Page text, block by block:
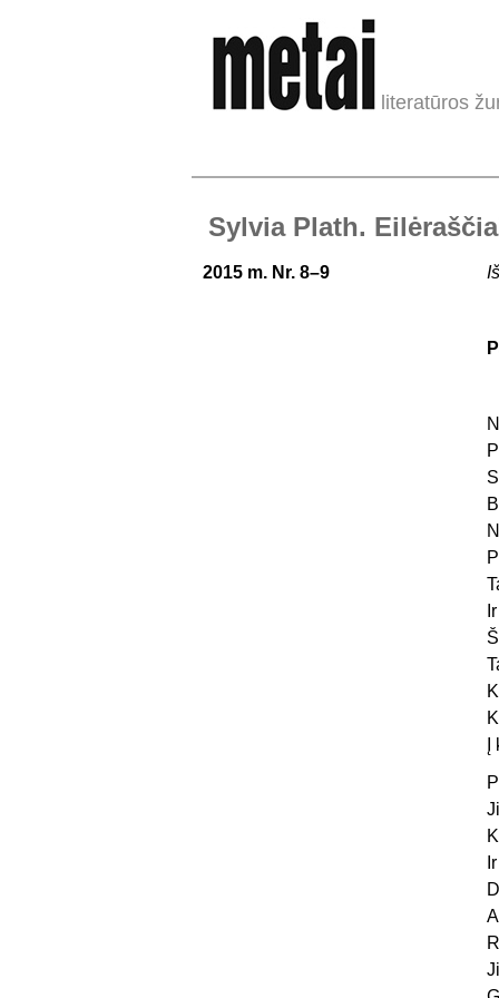
literatūros
Sylvia Plath.
2015 m. Nr. 8–9